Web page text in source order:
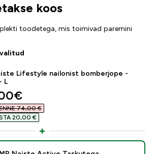
koos
toodetega, mis toimivad paremini
Lifestyle nailonist bomberjope -
L
price
74,00 €‎
20,00 €‎